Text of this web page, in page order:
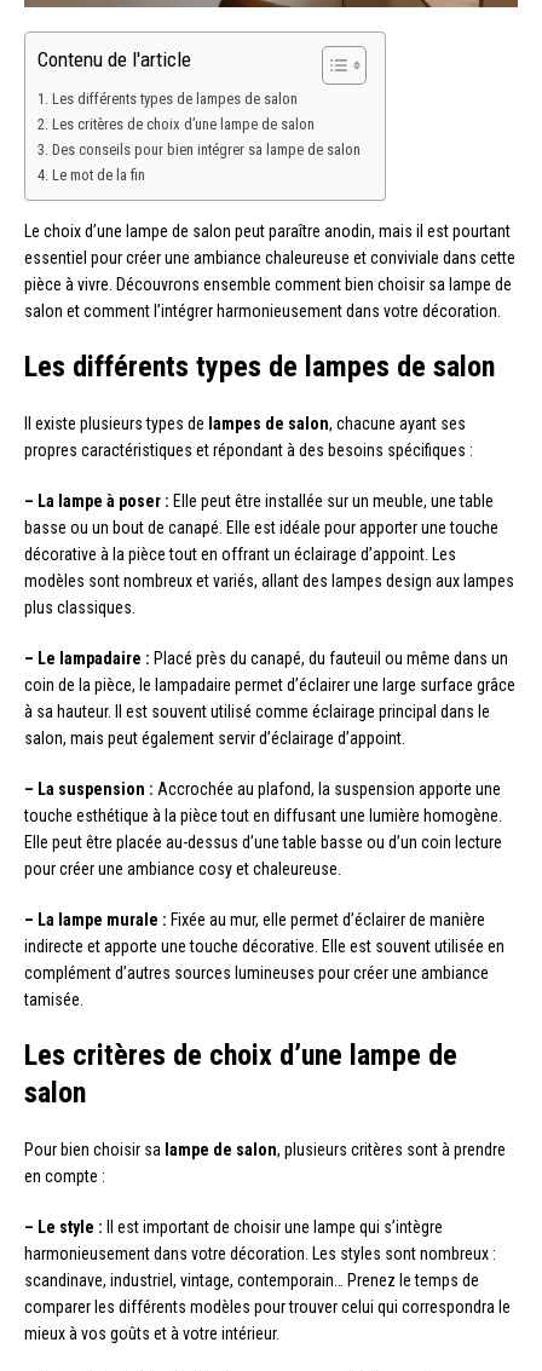
Contenu de l'article
Les différents types de lampes de salon
Les critères de choix d’une lampe de salon
Des conseils pour bien intégrer sa lampe de salon
Le mot de la fin
Le choix d’une lampe de salon peut paraître anodin, mais il est pourtant
essentiel pour créer une ambiance chaleureuse et conviviale dans cette
pièce à vivre. Découvrons ensemble comment bien choisir sa lampe de
salon et comment l’intégrer harmonieusement dans votre décoration.
Les différents types de lampes de salon
Il existe plusieurs types de lampes de salon, chacune ayant ses
propres caractéristiques et répondant à des besoins spécifiques :
– La lampe à poser : Elle peut être installée sur un meuble, une table
basse ou un bout de canapé. Elle est idéale pour apporter une touche
décorative à la pièce tout en offrant un éclairage d’appoint. Les
modèles sont nombreux et variés, allant des lampes design aux lampes
plus classiques.
– Le lampadaire : Placé près du canapé, du fauteuil ou même dans un
coin de la pièce, le lampadaire permet d’éclairer une large surface grâce
à sa hauteur. Il est souvent utilisé comme éclairage principal dans le
salon, mais peut également servir d’éclairage d’appoint.
– La suspension : Accrochée au plafond, la suspension apporte une
touche esthétique à la pièce tout en diffusant une lumière homogène.
Elle peut être placée au-dessus d’une table basse ou d’un coin lecture
pour créer une ambiance cosy et chaleureuse.
– La lampe murale : Fixée au mur, elle permet d’éclairer de manière
indirecte et apporte une touche décorative. Elle est souvent utilisée en
complément d’autres sources lumineuses pour créer une ambiance
tamisée.
Les critères de choix d’une lampe de
salon
Pour bien choisir sa lampe de salon, plusieurs critères sont à prendre
en compte :
– Le style : Il est important de choisir une lampe qui s’intègre
harmonieusement dans votre décoration. Les styles sont nombreux :
scandinave, industriel, vintage, contemporain… Prenez le temps de
comparer les différents modèles pour trouver celui qui correspondra le
mieux à vos goûts et à votre intérieur.